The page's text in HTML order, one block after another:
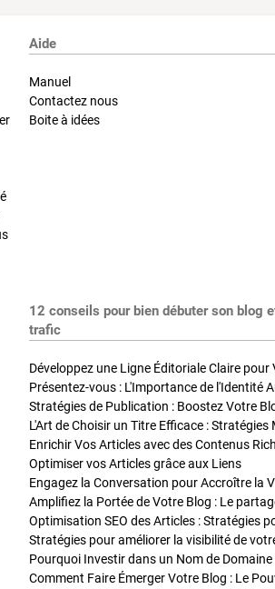
Aide
Manuel
Contactez nous
Boite à idées
12 conseils pour bien débuter son blog
trafic
Développez une Ligne Éditoriale Claire pour
Présentez-vous : L'Importance de l'Identité
L'Art de Choisir un Titre Efficace : Stratégies
Optimiser vos Articles grâce aux Liens
Engagez la Conversation pour Accroître la
Amplifiez la Portée de Votre Blog : Le